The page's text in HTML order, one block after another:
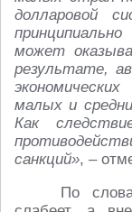
долларовой
может
результате,
малых и
Как
санкций», –
По